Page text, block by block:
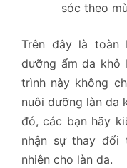
sóc theo
Trên đây là
dưỡng ẩm da khô
trình này không
nuôi dưỡng làn da
đó, các bạn hãy
nhận sự thay
nhiên cho làn da.